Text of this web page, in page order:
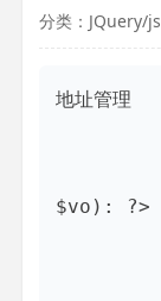
分类：JQuery/js
地址管理
$vo): ?>